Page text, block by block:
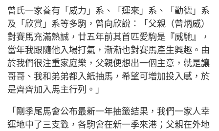
曾氏一家養有「威力」系、「運來」系、「勤德」系
及「欣賞」系等多駒，曾向欣說：「父親（曾炳威）
對賽馬充滿熱誠，廿五年前其首匹愛駒是『威馳』，
當年我跟隨他入場打氣，漸漸也對賽馬產生興趣。由
於我們很注重家庭樂，父親便想出一個主意，就是讓
哥哥、我和弟弟都入紙抽馬，希望可增加投入感，於
是齊齊加入馬主行列。」
「剛季尾馬會公布最新一年抽籤結果，我們一家人幸
運地中了三支籤，各駒會在新一季來港；父親在外地